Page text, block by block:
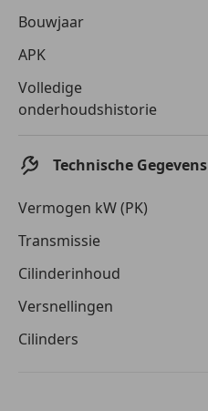
Bouwjaar
APK
Volledige
onderhoudshistorie
Technische Gegevens
Vermogen kW (PK)
Transmissie
Cilinderinhoud
Versnellingen
Cilinders